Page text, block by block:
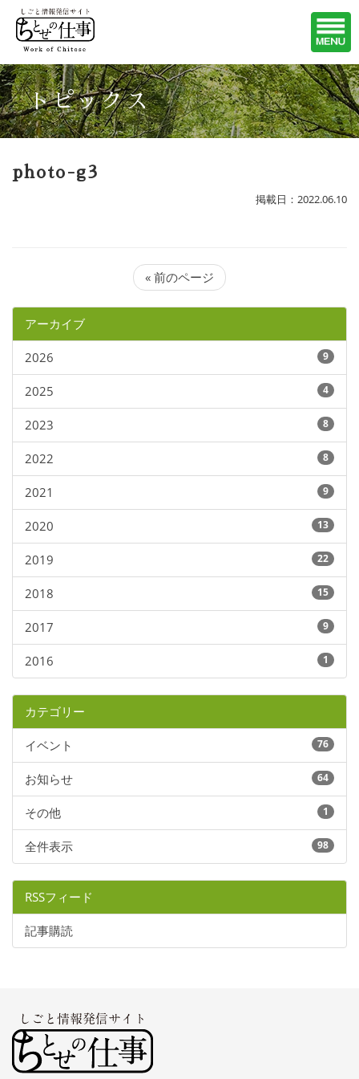
トピックス
photo-g3
掲載日：2022.06.10
« 前のページ
アーカイブ
2026 9
2025 4
2023 8
2022 8
2021 9
2020 13
2019 22
2018 15
2017 9
2016 1
カテゴリー
イベント 76
お知らせ 64
その他 1
全件表示 98
RSSフィード
記事購読